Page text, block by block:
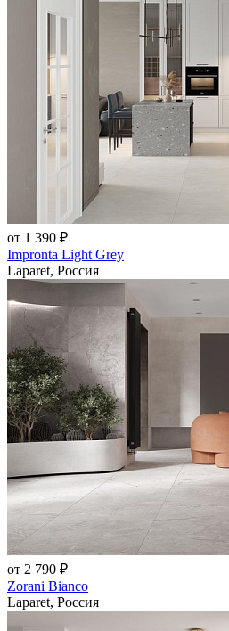
от 1 390 ₽
Impronta Light Grey
Laparet, Россия
от 2 790 ₽
Zorani Bianco
Laparet, Россия